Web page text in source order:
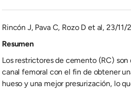
Rincón J, Pava C, Rozo D et al, 23/11/
Resumen
Los restrictores de cemento (RC)
canal femoral con el fin de obtener
hueso y una mejor presurización, lo